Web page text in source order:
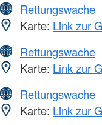
Rettungswache
Karte: Link zur
Rettungswache
Karte: Link zur
Rettungswache
Karte: Link zur